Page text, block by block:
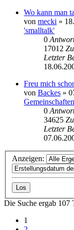
Wo kann man
von mecki »
'smalltalk'
0
17012
Letzter
Freu mich
von Backes »
Gemeinschaften
0
34625
Letzter
Anzeigen:
Die Suche ergab 107
1